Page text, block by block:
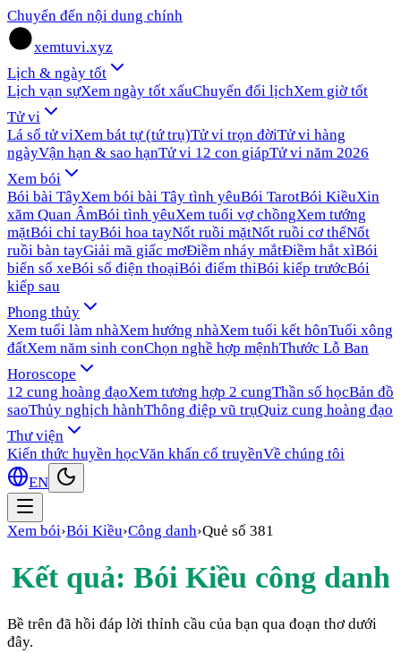
Chuyển đến nội dung chính
xemtuvi.xyz
Lịch & ngày tốt
Lịch vạn sựXem ngày tốt xấuChuyển đổi lịchXem giờ tốt
Tử vi
Lá số tử viXem bát tự (tứ trụ)Tử vi trọn đờiTử vi hàng
ngàyVận hạn & sao hạnTử vi 12 con giápTử vi năm 2026
Xem bói
Bói bài TâyXem bói bài Tây tình yêuBói TarotBói KiềuXin
xăm Quan ÂmBói tình yêuXem tuổi vợ chồngXem tướng
mặtBói chỉ tayBói hoa tayNốt ruồi mặtNốt ruồi cơ thểNốt
ruồi bàn tayGiải mã giấc mơĐiềm nháy mắtĐiềm hắt xìBói
biển số xeBói số điện thoạiBói điểm thiBói kiếp trướcBói
kiếp sau
Phong thủy
Xem tuổi làm nhàXem hướng nhàXem tuổi kết hônTuổi xông
đấtXem năm sinh conChọn nghề hợp mệnhThước Lỗ Ban
Horoscope
12 cung hoàng đạoXem tương hợp 2 cungThần số họcBản đồ
saoThủy nghịch hànhThông điệp vũ trụQuiz cung hoàng đạo
Thư viện
Kiến thức huyền họcVăn khấn cổ truyềnVề chúng tôi
EN
Xem bói›Bói Kiều›Công danh›Quẻ số 381
Kết quả: Bói Kiều công danh
Bề trên đã hồi đáp lời thỉnh cầu của bạn qua đoạn thơ dưới
đây.